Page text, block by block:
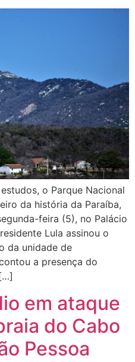
o Parque Nacional
da história da Paraíba,
feira (5), no Palácio
Lula assinou o
da unidade de
a presença do
em ataque
do Cabo
Pessoa